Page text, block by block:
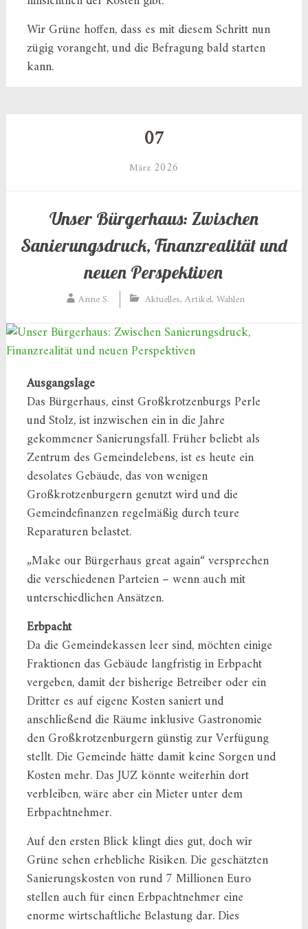
Wir Grüne hoffen, dass es mit diesem Schritt nun
zügig vorangeht, und die Befragung bald starten
kann.
07
März 2026
Unser Bürgerhaus: Zwischen
Sanierungsdruck, Finanzrealität und
neuen Perspektiven
Anne S. Aktuelles, Artikel, Wahlen
Ausgangslage
Das Bürgerhaus, einst Großkrotzenburgs Perle
und Stolz, ist inzwischen ein in die Jahre
gekommener Sanierungsfall. Früher beliebt als
Zentrum des Gemeindelebens, ist es heute ein
desolates Gebäude, das von wenigen
Großkrotzenburgern genutzt wird und die
Gemeindefinanzen regelmäßig durch teure
Reparaturen belastet.
„Make our Bürgerhaus great again“ versprechen
die verschiedenen Parteien – wenn auch mit
unterschiedlichen Ansätzen.
Erbpacht
Da die Gemeindekassen leer sind, möchten einige
Fraktionen das Gebäude langfristig in Erbpacht
vergeben, damit der bisherige Betreiber oder ein
Dritter es auf eigene Kosten saniert und
anschließend die Räume inklusive Gastronomie
den Großkrotzenburgern günstig zur Verfügung
stellt. Die Gemeinde hätte damit keine Sorgen und
Kosten mehr. Das JUZ könnte weiterhin dort
verbleiben, wäre aber ein Mieter unter dem
Erbpachtnehmer.
Auf den ersten Blick klingt dies gut, doch wir
Grüne sehen erhebliche Risiken. Die geschätzten
Sanierungskosten von rund 7 Millionen Euro
stellen auch für einen Erbpachtnehmer eine
enorme wirtschaftliche Belastung dar. Dies